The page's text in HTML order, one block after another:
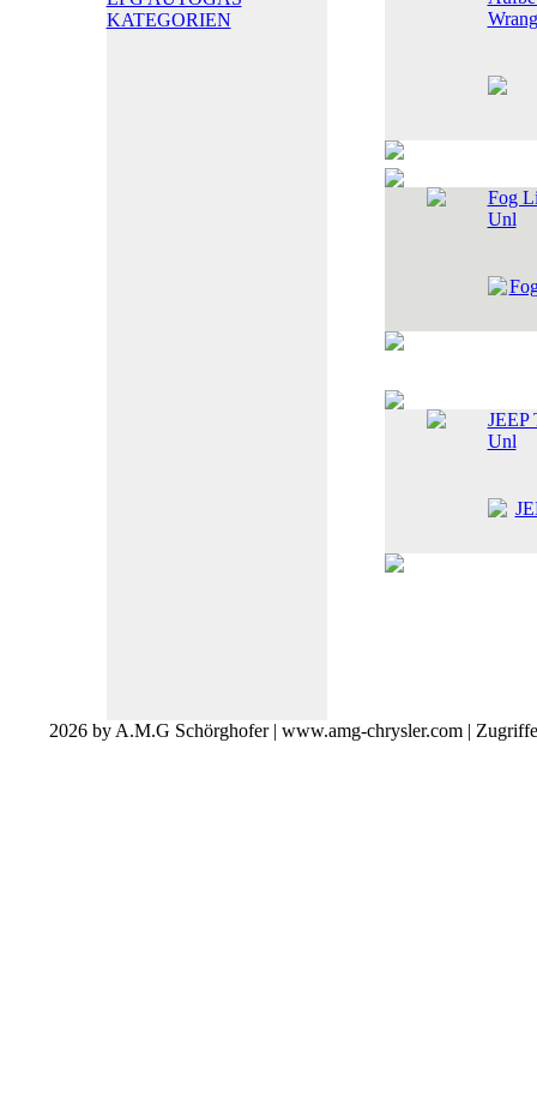
KATEGORIEN
Fog
Unl
JEEP
Unl
2026 by A.M.G Schörghofer | www.amg-chrysler.com |